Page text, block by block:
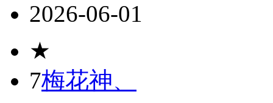
2026-06-01
★
7梅花神、